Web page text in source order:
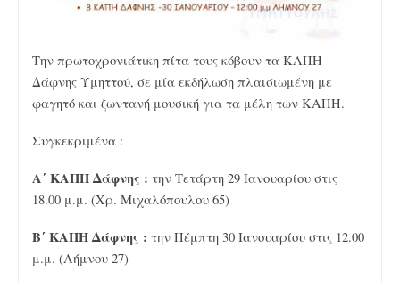
Την πρωτοχρονιάτικη πίτα τους κόβουν τα ΚΑΠΗ
Δάφνης Υμηττού, σε μία εκδήλωση πλαισιωμένη με
φαγητό και ζωντανή μουσική για τα μέλη των ΚΑΠΗ.
Συγκεκριμένα :
Α΄ ΚΑΠΗ Δάφνης : την Τετάρτη 29 Ιανουαρίου στις
18.00 μ.μ. (Χρ. Μιχαλόπουλου 65)
Β΄ ΚΑΠΗ Δάφνης : την Πέμπτη 30 Ιανουαρίου στις 12.00
μ.μ. (Λήμνου 27)